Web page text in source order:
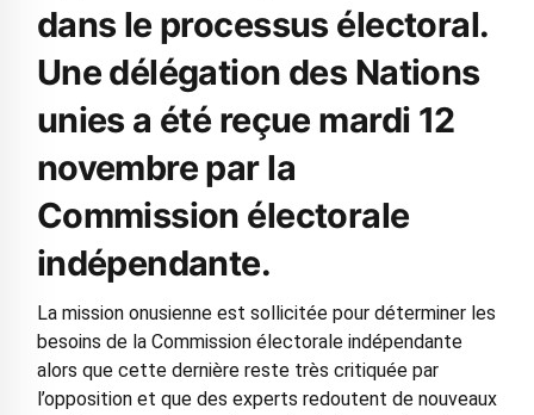
dans le processus électoral.
Une délégation des Nations
unies a été reçue mardi 12
novembre par la
Commission électorale
indépendante.
La mission onusienne est sollicitée pour déterminer les
besoins de la Commission électorale indépendante
alors que cette dernière reste très critiquée par
l’opposition et que des experts redoutent de nouveaux